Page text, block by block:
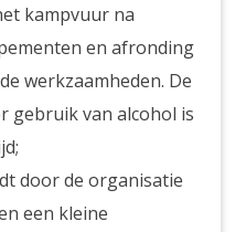
kampvuur na
en afronding
werkzaamheden. De
gebruik van alcohol is
door de organisatie
een kleine